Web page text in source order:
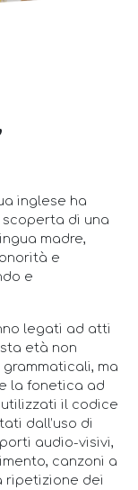
inglese ha
scoperta di una
madre,
e
e
legati ad atti
età non
ma
la fonetica ad
il codice
dall’uso di
audio-visivi,
canzoni a
ripetizione dei